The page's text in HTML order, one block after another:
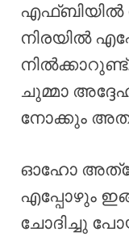
എഫ്‌ബിയിൽ
നിരയിൽ
ചുമ്മാ
നോക്കും
ഓഹോ
എപ്പോഴും
ചോദിച്ചു